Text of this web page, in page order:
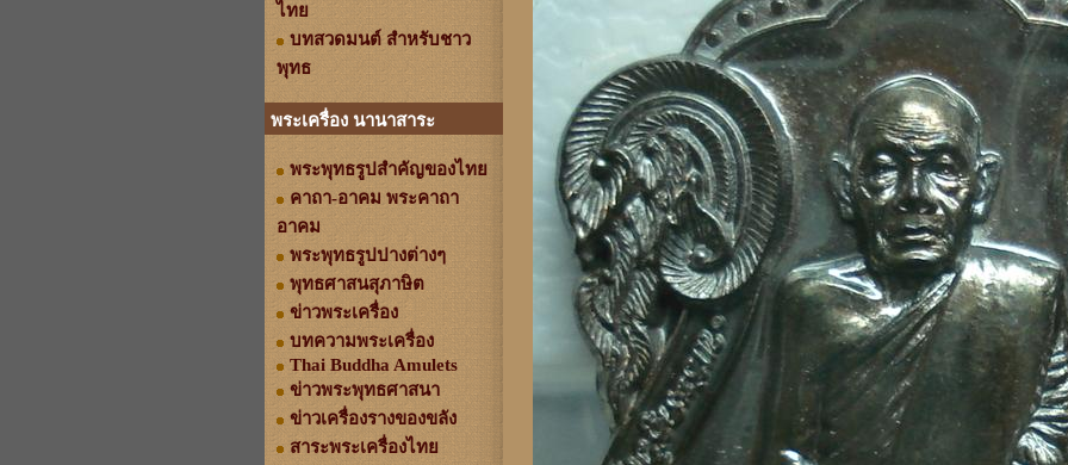
ไทย
บทสวดมนต์ สำหรับชาว
พุทธ
พระเครื่อง นานาสาระ
พระพุทธรูปสำคัญของไทย
คาถา-อาคม พระคาถา
อาคม
พระพุทธรูปปางต่างๆ
พุทธศาสนสุภาษิต
ข่าวพระเครื่อง
บทความพระเครื่อง
Thai Buddha Amulets
ข่าวพระพุทธศาสนา
ข่าวเครื่องรางของขลัง
สาระพระเครื่องไทย